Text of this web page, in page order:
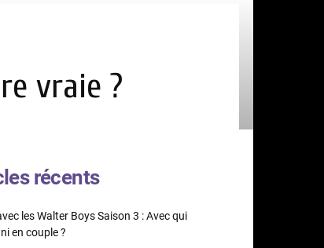
vraie ?
récents
les Walter Boys Saison 3 : Avec qui
en couple ?